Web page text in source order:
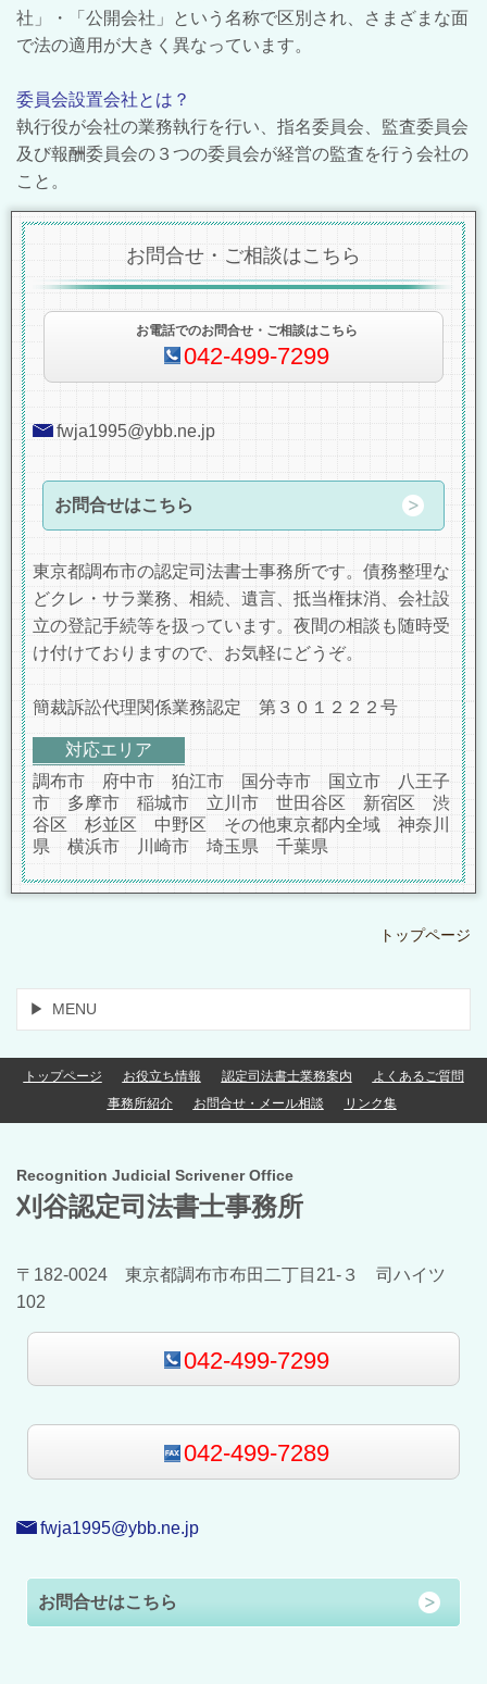
社」・「公開会社」という名称で区別され、さまざまな面
で法の適用が大きく異なっています。
委員会設置会社とは？
執行役が会社の業務執行を行い、指名委員会、監査委員会
及び報酬委員会の３つの委員会が経営の監査を行う会社の
こと。
お問合せ・ご相談はこちら
お電話でのお問合せ・ご相談はこちら
042-499-7299
fwja1995@ybb.ne.jp
お問合せはこちら
東京都調布市の認定司法書士事務所です。債務整理な
どクレ・サラ業務、相続、遺言、抵当権抹消、会社設
立の登記手続等を扱っています。夜間の相談も随時受
け付けておりますので、お気軽にどうぞ。
簡裁訴訟代理関係業務認定 第３０１２２２号
対応エリア
調布市 府中市 狛江市 国分寺市 国立市 八王子
市 多摩市 稲城市 立川市 世田谷区 新宿区 渋
谷区 杉並区 中野区 その他東京都内全域 神奈川
県 横浜市 川崎市 埼玉県 千葉県
トップページ
MENU
トップページ お役立ち情報 認定司法書士業務案内
よくあるご質問
事務所紹介
お問合せ・メール相談 リンク集
Recognition Judicial Scrivener Office
刈谷認定司法書士事務所
〒182-0024 東京都調布市布田二丁目21-３ 司ハイツ
102
042-499-7299
042-499-7289
fwja1995@ybb.ne.jp
お問合せはこちら